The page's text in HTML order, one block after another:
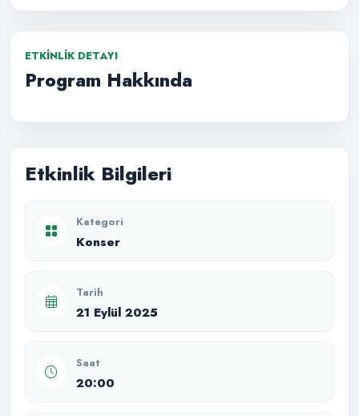
ETKINLIK DETAYI
Program Hakkında
Etkinlik Bilgileri
Kategori
Konser
Tarih
21 Eylül 2025
Saat
20:00